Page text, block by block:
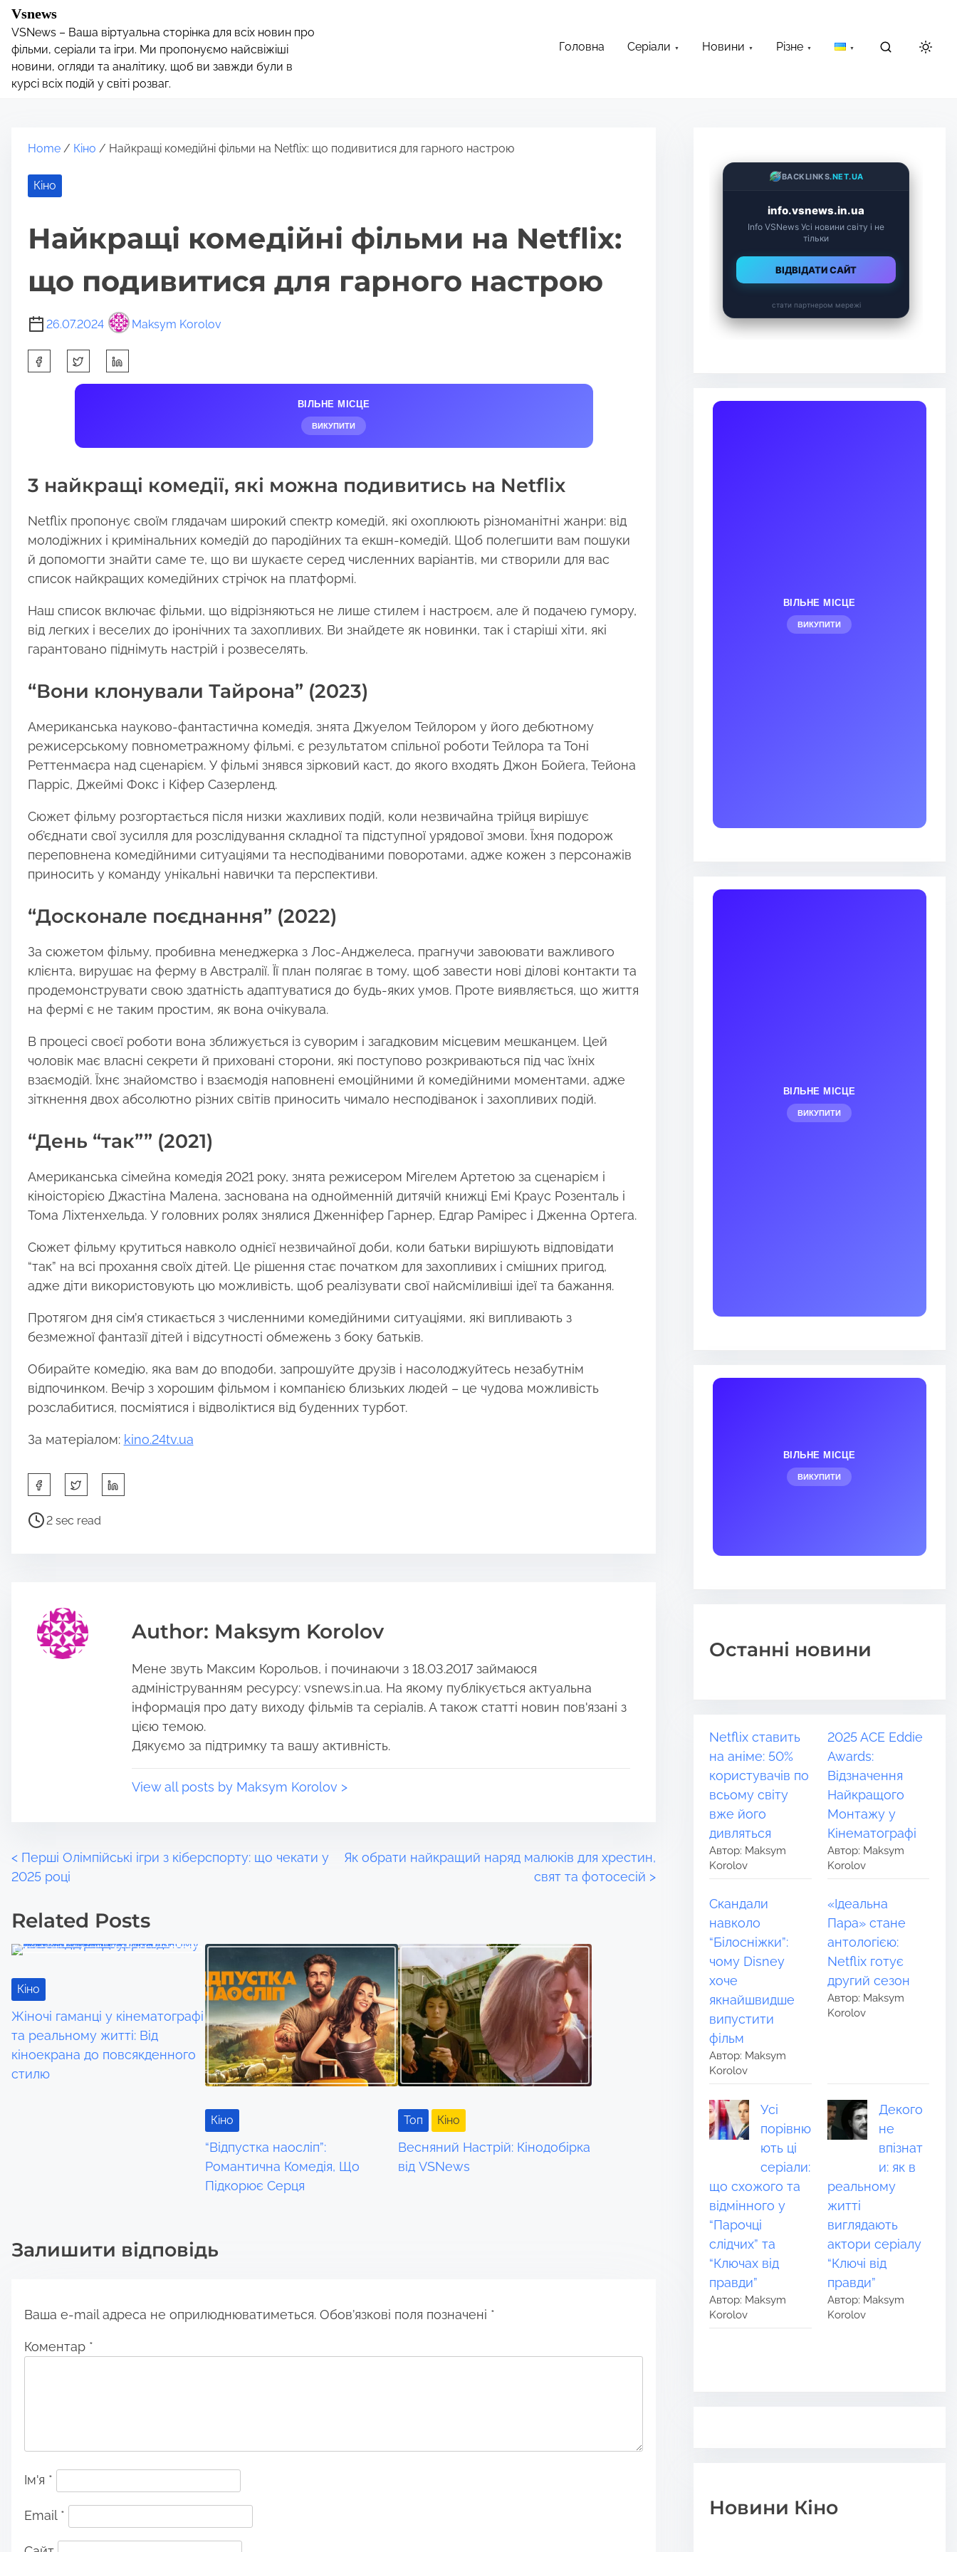
Vsnews
VSNews – Ваша віртуальна сторінка для всіх новин про
фільми, серіали та ігри. Ми пропонуємо найсвіжіші
новини, огляди та аналітику, щоб ви завжди були в
курсі всіх подій у світі розваг.
Головна Серіали Новини Різне
Home/ Кіно / Найкращі комедійні фільми на Netflix: що подивитися для гарного настрою
Кіно
Найкращі комедійні фільми на Netflix:
що подивитися для гарного настрою
26.07.2024 Maksym Korolov
i
s
o
o
n
:
ВІЛЬНЕ МІСЦЕ
ВИКУПИТИ
3 найкращі комедії, які можна подивитись на Netflix
Netflix пропонує своїм глядачам широкий спектр комедій, які охоплюють різноманітні жанри: від
молодіжних і кримінальних комедій до пародійних та екшн-комедій. Щоб полегшити вам пошуки
й допомогти знайти саме те, що ви шукаєте серед численних варіантів, ми створили для вас
список найкращих комедійних стрічок на платформі.
Наш список включає фільми, що відрізняються не лише стилем і настроєм, але й подачею гумору,
від легких і веселих до іронічних та захопливих. Ви знайдете як новинки, так і старіші хіти, які
гарантовано піднімуть настрій і розвеселять.
“Вони клонували Тайрона” (2023)
Американська науково-фантастична комедія, знята Джуелом Тейлором у його дебютному
режисерському повнометражному фільмі, є результатом спільної роботи Тейлора та Тоні
Реттенмаєра над сценарієм. У фільмі знявся зірковий каст, до якого входять Джон Бойега, Тейона
Парріс, Джеймі Фокс і Кіфер Сазерленд.
Сюжет фільму розгортається після низки жахливих подій, коли незвичайна трійця вирішує
об’єднати свої зусилля для розслідування складної та підступної урядової змови. Їхня подорож
переповнена комедійними ситуаціями та несподіваними поворотами, адже кожен з персонажів
приносить у команду унікальні навички та перспективи.
“Досконале поєднання” (2022)
За сюжетом фільму, пробивна менеджерка з Лос-Анджелеса, прагнучи завоювати важливого
клієнта, вирушає на ферму в Австралії. Її план полягає в тому, щоб завести нові ділові контакти та
продемонструвати свою здатність адаптуватися до будь-яких умов. Проте виявляється, що життя
на фермі є не таким простим, як вона очікувала.
В процесі своєї роботи вона зближується із суворим і загадковим місцевим мешканцем. Цей
чоловік має власні секрети й приховані сторони, які поступово розкриваються під час їхніх
взаємодій. Їхнє знайомство і взаємодія наповнені емоційними й комедійними моментами, адже
зіткнення двох абсолютно різних світів приносить чимало несподіванок і захопливих подій.
“День “так”” (2021)
Американська сімейна комедія 2021 року, знята режисером Мігелем Артетою за сценарієм і
кіноісторією Джастіна Малена, заснована на однойменній дитячій книжці Емі Краус Розенталь і
Тома Ліхтенхельда. У головних ролях знялися Дженніфер Гарнер, Едгар Рамірес і Дженна Ортега.
Сюжет фільму крутиться навколо однієї незвичайної доби, коли батьки вирішують відповідати
“так” на всі прохання своїх дітей. Це рішення стає початком для захопливих і смішних пригод,
адже діти використовують цю можливість, щоб реалізувати свої найсміливіші ідеї та бажання.
Протягом дня сім’я стикається з численними комедійними ситуаціями, які випливають з
безмежної фантазії дітей і відсутності обмежень з боку батьків.
Обирайте комедію, яка вам до вподоби, запрошуйте друзів і насолоджуйтесь незабутнім
відпочинком. Вечір з хорошим фільмом і компанією близьких людей – це чудова можливість
розслабитися, посміятися і відволіктися від буденних турбот.
За матеріалом: kino.24tv.ua
h
a
P
o
2 sec read
Author: Maksym Korolov
Мене звуть Максим Корольов, і починаючи з 18.03.2017 займаюся
адмініструванням ресурсу: vsnews.in.ua. На якому публікується актуальна
інформація про дату виходу фільмів та серіалів. А також статті новин пов'язані з
цією темою.
Дякуємо за підтримку та вашу активність.
View all posts by Maksym Korolov >
P
s
t
s
n
a
v
o
< Перші Олімпійські ігри з кіберспорту: що чекати у
2025 році
Як обрати найкращий наряд малюків для хрестин,
свят та фотосесій >
Related Posts
Кіно
Жіночі гаманці у кінематографі
та реальному житті: Від
кіноекрана до повсякденного
стилю
Кіно
“Відпустка наосліп”:
Романтична Комедія, Що
Підкорює Серця
Toп Кіно
Весняний Настрій: Кінодобірка
від VSNews
Залишити відповідь
Ваша e-mail адреса не оприлюднюватиметься. Обов’язкові поля позначені *
Коментар *
Ім'я *
Email *
ВІЛЬНЕ МІСЦЕ
ВИКУПИТИ
ВІЛЬНЕ МІСЦЕ
ВИКУПИТИ
ВІЛЬНЕ МІСЦЕ
ВИКУПИТИ
Останні новини
Netflix ставить
на аніме: 50%
користувачів по
всьому світу
вже його
дивляться
Автор: Maksym
Korolov
2025 ACE Eddie
Awards:
Відзначення
Найкращого
Монтажу у
Кінематографі
Автор: Maksym
Korolov
Скандали
навколо
“Білосніжки”:
чому Disney
хоче
якнайшвидше
випустити
фільм
Автор: Maksym
Korolov
«Ідеальна
Пара» стане
антологією:
Netflix готує
другий сезон
Автор: Maksym
Korolov
Усі
порівню
ють ці
серіали:
що схожого та
відмінного у
“Парочці
слідчих” та
“Ключах від
правди”
Автор: Maksym
Korolov
Декого
не
впізнат
и: як в
реальному
житті
виглядають
актори серіалу
“Ключі від
правди”
Автор: Maksym
Korolov
Новини Кіно